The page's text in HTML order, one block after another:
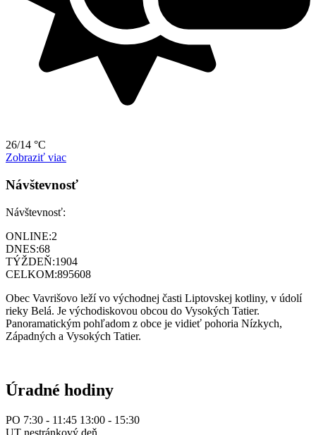
26/14 °C
Zobraziť viac
Návštevnosť
Návštevnosť:
ONLINE:2
DNES:68
TÝŽDEŇ:1904
CELKOM:895608
Obec Vavrišovo leží vo východnej časti Liptovskej kotliny, v údolí
rieky Belá. Je východiskovou obcou do Vysokých Tatier.
Panoramatickým pohľadom z obce je vidieť pohoria Nízkych,
Západných a Vysokých Tatier.
Úradné hodiny
PO 7:30 - 11:45 13:00 - 15:30
UT nestránkový deň